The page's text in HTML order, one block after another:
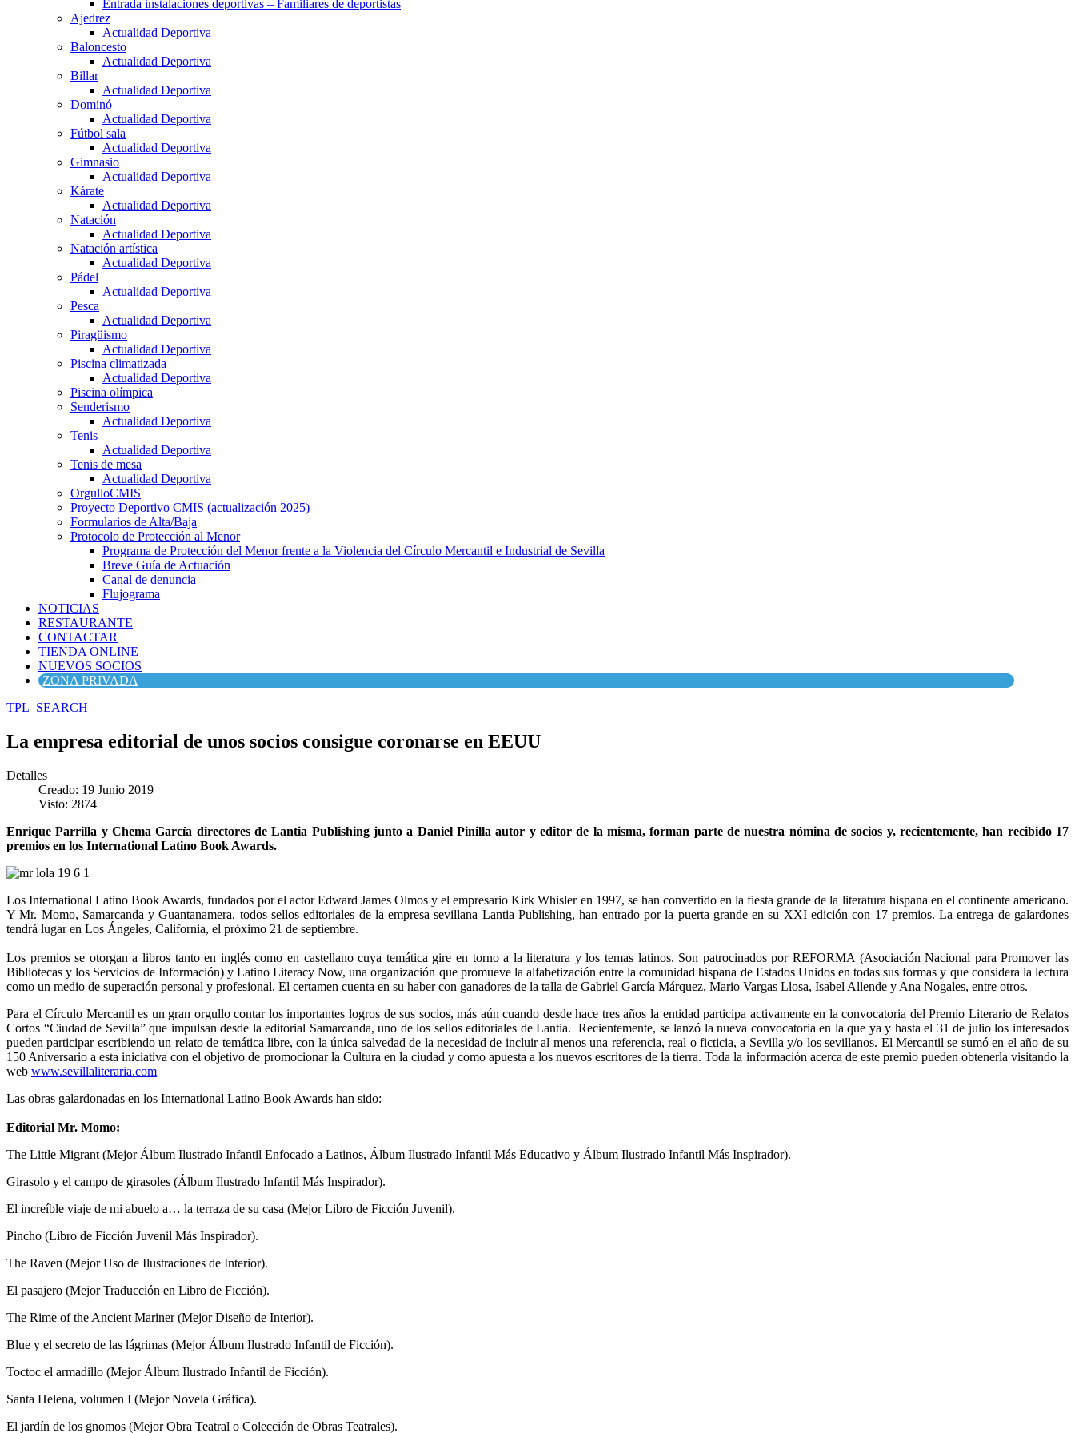
Entrada instalaciones deportivas – Familiares de deportistas
Ajedrez
Actualidad Deportiva
Baloncesto
Actualidad Deportiva
Billar
Actualidad Deportiva
Dominó
Actualidad Deportiva
Fútbol sala
Actualidad Deportiva
Gimnasio
Actualidad Deportiva
Kárate
Actualidad Deportiva
Natación
Actualidad Deportiva
Natación artística
Actualidad Deportiva
Pádel
Actualidad Deportiva
Pesca
Actualidad Deportiva
Piragüismo
Actualidad Deportiva
Piscina climatizada
Actualidad Deportiva
Piscina olímpica
Senderismo
Actualidad Deportiva
Tenis
Actualidad Deportiva
Tenis de mesa
Actualidad Deportiva
OrgulloCMIS
Proyecto Deportivo CMIS (actualización 2025)
Formularios de Alta/Baja
Protocolo de Protección al Menor
Programa de Protección del Menor frente a la Violencia del Círculo Mercantil e Industrial de Sevilla
Breve Guía de Actuación
Canal de denuncia
Flujograma
NOTICIAS
RESTAURANTE
CONTACTAR
TIENDA ONLINE
NUEVOS SOCIOS
ZONA PRIVADA
TPL_SEARCH
La empresa editorial de unos socios consigue coronarse en EEUU
Detalles
Creado: 19 Junio 2019
Visto: 2874
Enrique Parrilla y Chema García directores de Lantia Publishing junto a Daniel Pinilla autor y editor de la misma, forman parte de nuestra nómina de socios y, recientemente, han recibido 17
premios en los International Latino Book Awards.
Los International Latino Book Awards, fundados por el actor Edward James Olmos y el empresario Kirk Whisler en 1997, se han convertido en la fiesta grande de la literatura hispana en el continente americano.
Y Mr. Momo, Samarcanda y Guantanamera, todos sellos editoriales de la empresa sevillana Lantia Publishing, han entrado por la puerta grande en su XXI edición con 17 premios. La entrega de galardones
tendrá lugar en Los Ángeles, California, el próximo 21 de septiembre.
Los premios se otorgan a libros tanto en inglés como en castellano cuya temática gire en torno a la literatura y los temas latinos. Son patrocinados por REFORMA (Asociación Nacional para Promover las
Bibliotecas y los Servicios de Información) y Latino Literacy Now, una organización que promueve la alfabetización entre la comunidad hispana de Estados Unidos en todas sus formas y que considera la lectura
como un medio de superación personal y profesional. El certamen cuenta en su haber con ganadores de la talla de Gabriel García Márquez, Mario Vargas Llosa, Isabel Allende y Ana Nogales, entre otros.
Para el Círculo Mercantil es un gran orgullo contar los importantes logros de sus socios, más aún cuando desde hace tres años la entidad participa activamente en la convocatoria del Premio Literario de Relatos
Cortos “Ciudad de Sevilla” que impulsan desde la editorial Samarcanda, uno de los sellos editoriales de Lantia. Recientemente, se lanzó la nueva convocatoria en la que ya y hasta el 31 de julio los interesados
pueden participar escribiendo un relato de temática libre, con la única salvedad de la necesidad de incluir al menos una referencia, real o ficticia, a Sevilla y/o los sevillanos. El Mercantil se sumó en el año de su
150 Aniversario a esta iniciativa con el objetivo de promocionar la Cultura en la ciudad y como apuesta a los nuevos escritores de la tierra. Toda la información acerca de este premio pueden obtenerla visitando la
web www.sevillaliteraria.com
Las obras galardonadas en los International Latino Book Awards han sido:
Editorial Mr. Momo:
The Little Migrant (Mejor Álbum Ilustrado Infantil Enfocado a Latinos, Álbum Ilustrado Infantil Más Educativo y Álbum Ilustrado Infantil Más Inspirador).
Girasolo y el campo de girasoles (Álbum Ilustrado Infantil Más Inspirador).
El increíble viaje de mi abuelo a… la terraza de su casa (Mejor Libro de Ficción Juvenil).
Pincho (Libro de Ficción Juvenil Más Inspirador).
The Raven (Mejor Uso de Ilustraciones de Interior).
El pasajero (Mejor Traducción en Libro de Ficción).
The Rime of the Ancient Mariner (Mejor Diseño de Interior).
Blue y el secreto de las lágrimas (Mejor Álbum Ilustrado Infantil de Ficción).
Toctoc el armadillo (Mejor Álbum Ilustrado Infantil de Ficción).
Santa Helena, volumen I (Mejor Novela Gráfica).
El jardín de los gnomos (Mejor Obra Teatral o Colección de Obras Teatrales).